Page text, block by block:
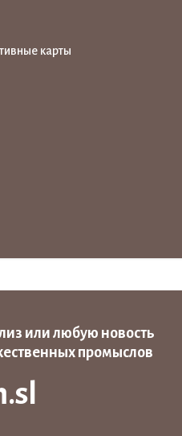
карты
или любую новость
промыслов